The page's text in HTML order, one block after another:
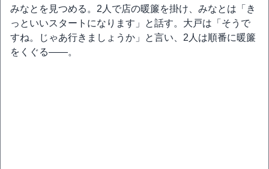
みなとを見つめる。2人で店の暖簾を掛け、みなとは「き
っといいスタートになります」と話す。大戸は「そうで
すね。じゃあ行きましょうか」と言い、2人は順番に暖簾
をくぐる――。